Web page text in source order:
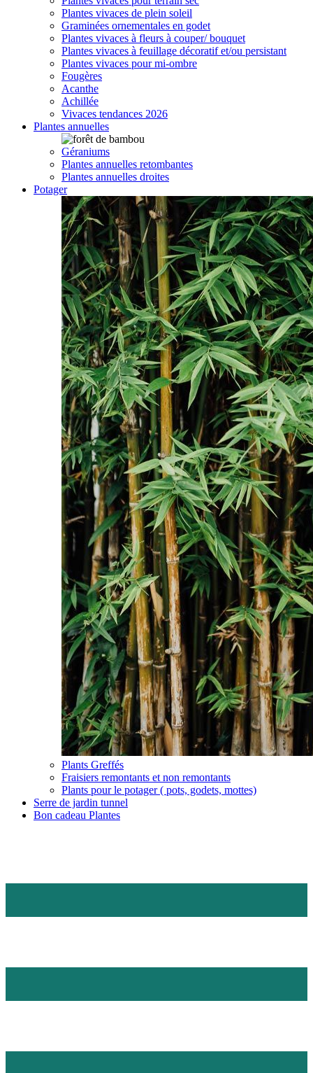
Plantes vivaces de plein soleil
Graminées ornementales en godet
Plantes vivaces à fleurs à couper/ bouquet
Plantes vivaces à feuillage décoratif et/ou persistant
Plantes vivaces pour mi-ombre
Fougères
Acanthe
Achillée
Vivaces tendances 2026
Plantes annuelles
Géraniums
Plantes annuelles retombantes
Plantes annuelles droites
Potager
Plants Greffés
Fraisiers remontants et non remontants
Plants pour le potager ( pots, godets, mottes)
Serre de jardin tunnel
Bon cadeau Plantes